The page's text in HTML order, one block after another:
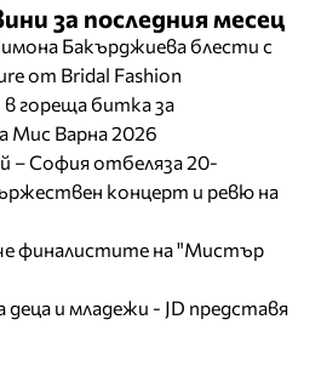
за последния месец
Бакърджиева блести с
от Bridal Fashion
в гореща битка за
Варна 2026
София отбеляза 20-
концерт и ревю на
финалистите на "Мистър
деца и младежи - JD представя